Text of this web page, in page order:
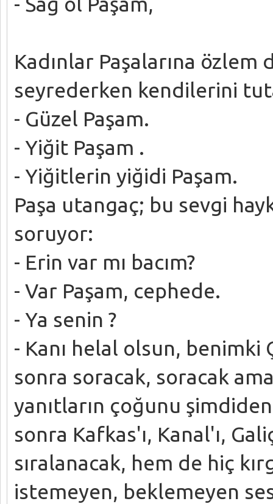
Kadınlar Paşalarına
seyrederken kendilerini
- Güzel Paşam.
- Yiğit Paşam .
- Yiğitlerin yiğidi Paşam.
Paşa utangaç; bu sevgi
soruyor:
- Erin var mı bacım?
- Var Paşam, cephede.
- Ya senin ?
- Kanı helal olsun, benimki
sonra soracak, soracak
yanıtların çoğunu
sonra Kafkas'ı, Kanal'ı,
sıralanacak, hem de hiç
istemeyen, beklemeyen